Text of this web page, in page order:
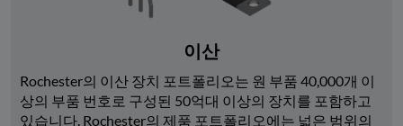
이산
Rochester의 이산 장치 포트폴리오는 원 부품 40,000개 이
상의 부품 번호로 구성된 50억대 이상의 장치를 포함하고
있습니다. Rochester의 제품 포트폴리오에는 넓은 범위의